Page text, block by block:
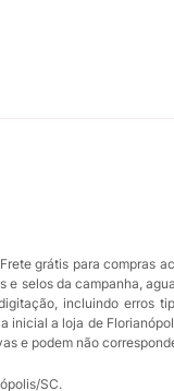
grátis para compras
selos da campanha,
incluindo erros
a loja de
e podem não
SC.